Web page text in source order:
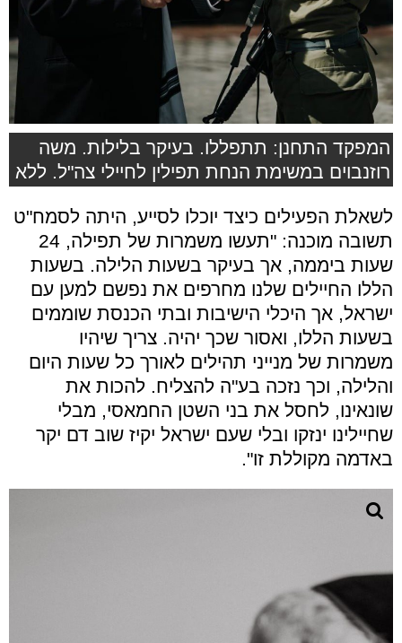
המפקד התחנן: תתפללו. בעיקר בלילות. משה
רוזנבוים במשימת הנחת תפילין לחיילי צה"ל. ללא
לשאלת הפעילים כיצד יוכלו לסייע, היתה לסמח"ט
תשובה מוכנה: "תעשו משמרות של תפילה, 24
שעות ביממה, אך בעיקר בשעות הלילה. בשעות
הללו החיילים שלנו מחרפים את נפשם למען עם
ישראל, אך היכלי הישיבות ובתי הכנסת שוממים
בשעות הללו, ואסור שכך יהיה. צריך שיהיו
משמרות של מנייני תהילים לאורך כל שעות היום
והלילה, וכך נזכה בע"ה להצליח. להכות את
שונאינו, לחסל את בני השטן החמאסי, מבלי
שחיילינו ינזקו ובלי שעם ישראל יקיז שוב דם יקר
באדמה מקוללת זו".